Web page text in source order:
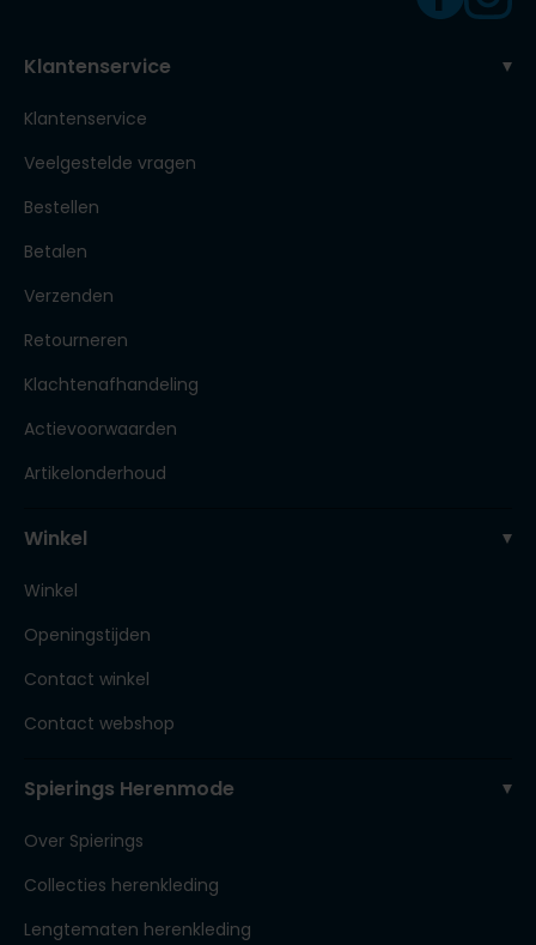
Klantenservice
Klantenservice
Veelgestelde vragen
Bestellen
Betalen
Verzenden
Retourneren
Klachtenafhandeling
Actievoorwaarden
Artikelonderhoud
Winkel
Winkel
Openingstijden
Contact winkel
Contact webshop
Spierings Herenmode
Over Spierings
Collecties herenkleding
Lengtematen herenkleding